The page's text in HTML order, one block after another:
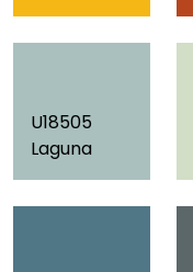
U18505
Laguna